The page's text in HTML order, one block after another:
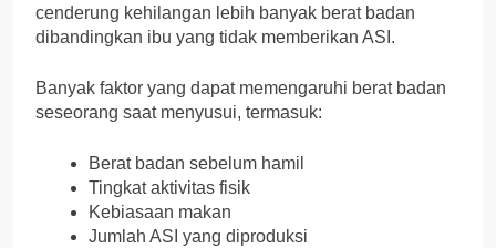
cenderung kehilangan lebih banyak berat badan
dibandingkan ibu yang tidak memberikan ASI.
Banyak faktor yang dapat memengaruhi berat badan
seseorang saat menyusui, termasuk:
Berat badan sebelum hamil
Tingkat aktivitas fisik
Kebiasaan makan
Jumlah ASI yang diproduksi